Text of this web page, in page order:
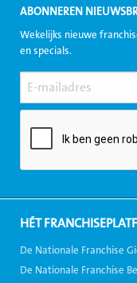
ABONNEREN
Wekelijks nieuwe
en specials.
HÉT
De Nationale Franchise
De Nationale Franchise